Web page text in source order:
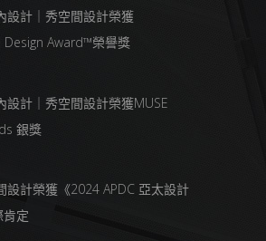
設計｜秀空間設計榮獲
Award™榮譽獎
設計｜秀空間設計榮獲MUSE
銀獎
設計榮獲《2024 APDC 亞太設計
定